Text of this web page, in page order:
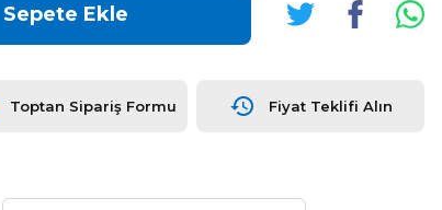
Sepete Ekle
Toptan Sipariş Formu Fiyat Teklifi Alın